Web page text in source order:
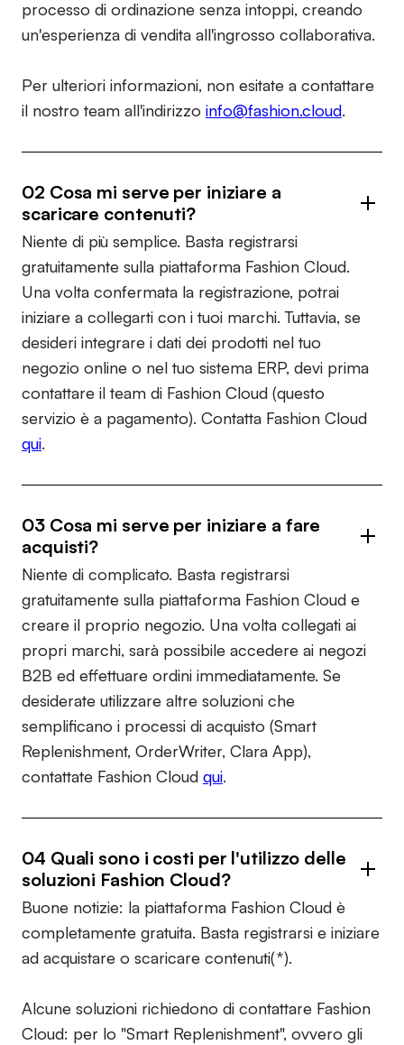
processo di ordinazione senza intoppi, creando
un'esperienza di vendita all'ingrosso collaborativa.
Per ulteriori informazioni, non esitate a contattare
il nostro team all'indirizzo info@fashion.cloud.
02 Cosa mi serve per iniziare a
scaricare contenuti?
Niente di più semplice. Basta registrarsi
gratuitamente sulla piattaforma Fashion Cloud.
Una volta confermata la registrazione, potrai
iniziare a collegarti con i tuoi marchi. Tuttavia, se
desideri integrare i dati dei prodotti nel tuo
negozio online o nel tuo sistema ERP, devi prima
contattare il team di Fashion Cloud (questo
servizio è a pagamento). Contatta Fashion Cloud
qui.
03 Cosa mi serve per iniziare a fare
acquisti?
Niente di complicato. Basta registrarsi
gratuitamente sulla piattaforma Fashion Cloud e
creare il proprio negozio. Una volta collegati ai
propri marchi, sarà possibile accedere ai negozi
B2B ed effettuare ordini immediatamente. Se
desiderate utilizzare altre soluzioni che
semplificano i processi di acquisto (Smart
Replenishment, OrderWriter, Clara App),
contattate Fashion Cloud qui.
04 Quali sono i costi per l'utilizzo delle
soluzioni Fashion Cloud?
Buone notizie: la piattaforma Fashion Cloud è
completamente gratuita. Basta registrarsi e iniziare
ad acquistare o scaricare contenuti(*).
Alcune soluzioni richiedono di contattare Fashion
Cloud: per lo "Smart Replenishment", ovvero gli